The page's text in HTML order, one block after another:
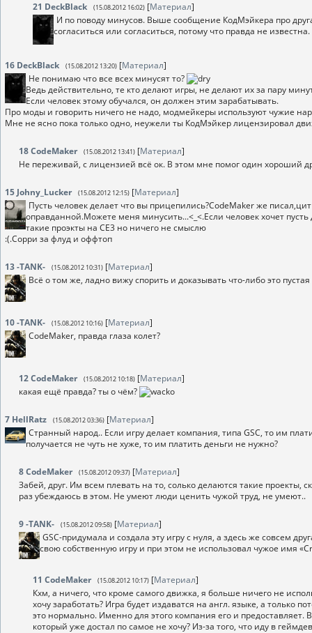
21 DeckBlack (15.08.2012 16:02) [Материал]
И по поводу минусов. Выше сообщение КодМэйкера про
согласиться или согласиться, потому что правда не
16 DeckBlack (15.08.2012 13:20) [Материал]
Не понимаю что все всех минусят то?
Ведь действительно, те кто делают игры, не делают их за пару
Если человек этому обучался, он должен этим зарабатывать.
Про моды и говорить ничего не надо, модмейкеры используют чужие
Мне не ясно пока только одно, неужели ты КодМэйкер лицензировал
18CodeMaker (15.08.2012 13:41) [Материал]
Не переживай, с лицензией всё ок. В этом мне помог один хороший
15 Johny_Lucker (15.08.2012 12:15) [Материал]
Пусть человек делает что вы прицепились?CodeMaker же
оправданной.Можете меня минусить...<_<.Если человек хочет
такие проэкты на CE3 но ничего не смыслю
:(.Сорри за флуд и оффтоп
13-TANK- (15.08.2012 10:31) [Материал]
Всё о том же, ладно вижу спорить и доказывать что-либо это
10-TANK- (15.08.2012 10:16) [Материал]
CodeMaker, правда глаза колет?
12CodeMaker (15.08.2012 10:18) [Материал]
какая ещё правда? ты о чём?
7 HellRatz (15.08.2012 03:36) [Материал]
Странный народ.. Если игру делает компания, типа GSC, то им
получается не чуть не хуже, то им платить деньги не нужно?
8CodeMaker (15.08.2012 09:37) [Материал]
Забей, друг. Им всем плевать на то, солько делаются такие
раз убеждаюсь в этом. Не умеют люди ценить чужой труд, не умеют..
9-TANK- (15.08.2012 09:58) [Материал]
GSC-придумала и создала эту игру с нуля, а здесь же совсем
свою собственную игру и при этом не использовал чужое имя
11 CodeMaker (15.08.2012 10:17) [Материал]
Кхм, а ничего, что кроме самого движка, я больше ничего не
хочу заработать? Игра будет издаватся на англ. языке, а только
это нормально. Именно для этого компания его и
который уже достал по самое не хочу? Из-за того, что иду в